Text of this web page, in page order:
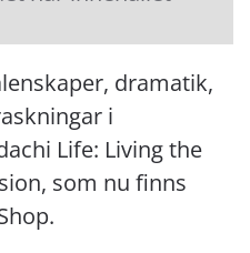
dramatik,
i
Life: Living the
som nu finns